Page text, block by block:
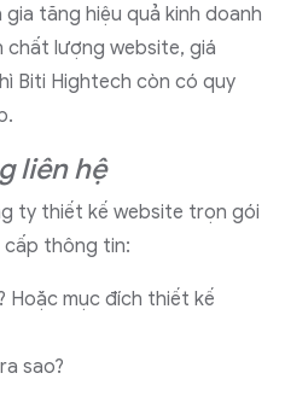
tăng hiệu quả kinh doanh
chất lượng website, giá
Biti Hightech còn có quy
liên hệ
ty thiết kế website trọn gói
cấp thông tin:
Hoặc mục đích thiết kế
sao?